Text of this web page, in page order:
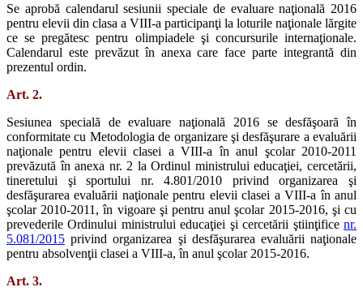
Se aprobă calendarul sesiunii speciale de evaluare naţională 2016
pentru elevii din clasa a VIII-a participanţi la loturile naţionale lărgite
ce se pregătesc pentru olimpiadele şi concursurile internaţionale.
Calendarul este prevăzut în anexa care face parte integrantă din
prezentul ordin.
Art. 2.
Sesiunea specială de evaluare naţională 2016 se desfăşoară în
conformitate cu Metodologia de organizare şi desfăşurare a evaluării
naţionale pentru elevii clasei a VIII-a în anul şcolar 2010-2011
prevăzută în anexa nr. 2 la Ordinul ministrului educaţiei, cercetării,
tineretului şi sportului nr. 4.801/2010 privind organizarea şi
desfăşurarea evaluării naţionale pentru elevii clasei a VIII-a în anul
şcolar 2010-2011, în vigoare şi pentru anul şcolar 2015-2016, şi cu
prevederile Ordinului ministrului educaţiei şi cercetării ştiinţifice nr.
5.081/2015 privind organizarea şi desfăşurarea evaluării naţionale
pentru absolvenţii clasei a VIII-a, în anul şcolar 2015-2016.
Art. 3.